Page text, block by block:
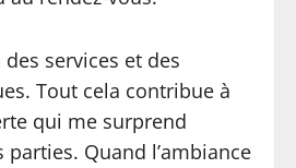
services et des
Tout cela contribue à
qui me surprend
Quand l’ambiance